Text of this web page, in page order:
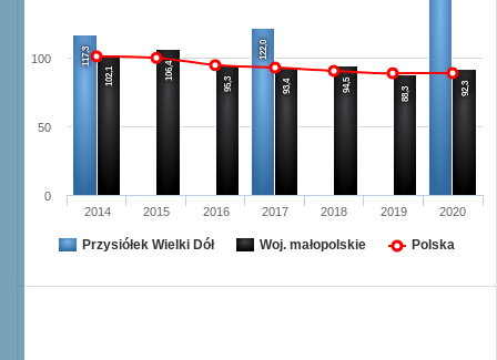
117,3 122,0
102,1 106,4
95,3 93,4 94,5
88,3 92,3
2014 2015 2016 2017 2018 2019 2020
0
50
100
Przysiółek Wielki Dół Woj. małopolskie Polska